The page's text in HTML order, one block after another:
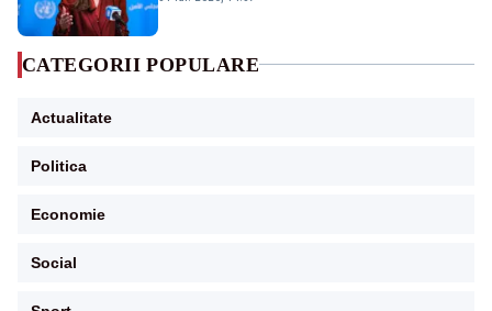
CATEGORII POPULARE
Actualitate
Politica
Economie
Social